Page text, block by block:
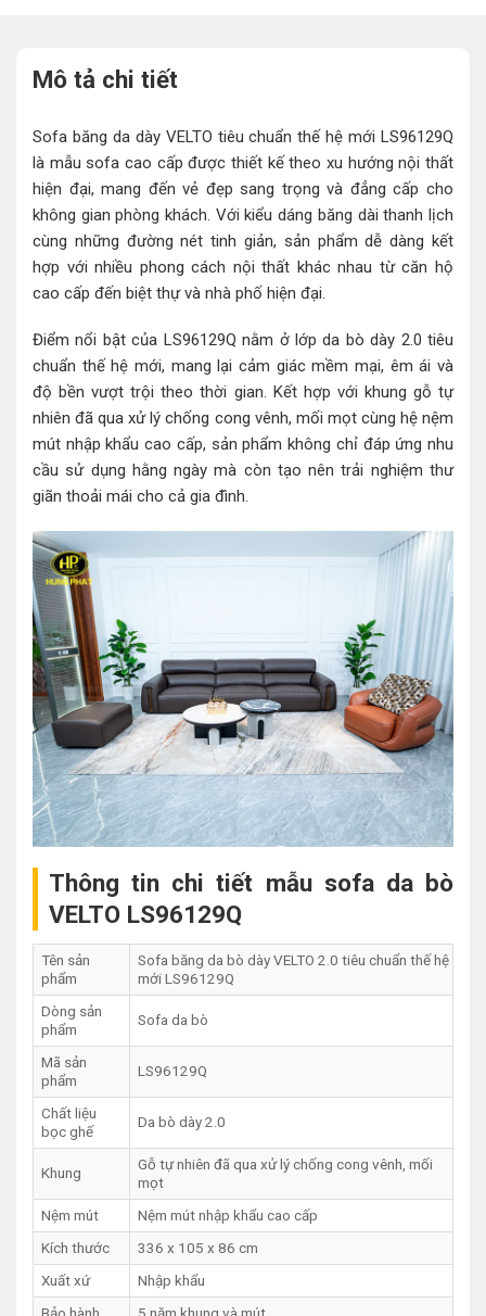
Mô tả chi tiết
Sofa băng da dày VELTO tiêu chuẩn thế hệ mới LS96129Q
là mẫu sofa cao cấp được thiết kế theo xu hướng nội thất
hiện đại, mang đến vẻ đẹp sang trọng và đẳng cấp cho
không gian phòng khách. Với kiểu dáng băng dài thanh lịch
cùng những đường nét tinh giản, sản phẩm dễ dàng kết
hợp với nhiều phong cách nội thất khác nhau từ căn hộ
cao cấp đến biệt thự và nhà phố hiện đại.
Điểm nổi bật của LS96129Q nằm ở lớp da bò dày 2.0 tiêu
chuẩn thế hệ mới, mang lại cảm giác mềm mại, êm ái và
độ bền vượt trội theo thời gian. Kết hợp với khung gỗ tự
nhiên đã qua xử lý chống cong vênh, mối mọt cùng hệ nệm
mút nhập khẩu cao cấp, sản phẩm không chỉ đáp ứng nhu
cầu sử dụng hằng ngày mà còn tạo nên trải nghiệm thư
giãn thoải mái cho cả gia đình.
Thông tin chi tiết mẫu sofa da bò
VELTO LS96129Q
Tên sản
phẩm
Sofa băng da bò dày VELTO 2.0 tiêu chuẩn thế hệ
mới LS96129Q
Dòng sản
phẩm
Sofa da bò
Mã sản
phẩm
LS96129Q
Chất liệu
bọc ghế
Da bò dày 2.0
Khung
Gỗ tự nhiên đã qua xử lý chống cong vênh, mối
mọt
Nệm mút
Nệm mút nhập khẩu cao cấp
Kích thước
336 x 105 x 86 cm
Xuất xứ
Nhập khẩu
Bảo hành
5 năm khung và mút